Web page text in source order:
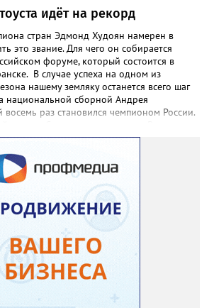
идёт на рекорд
стран Эдмонд Худоян намерен в
это звание. Для чего он собирается
форуме, который состоится в
В случае успеха на одном из
нашему земляку останется всего шаг
национальной сборной Андрея
восемь раз становился чемпионом России.
На ринг ДС «Юность» выйдут как
так и женщины — лидеры национальной
13 комплектов наград.